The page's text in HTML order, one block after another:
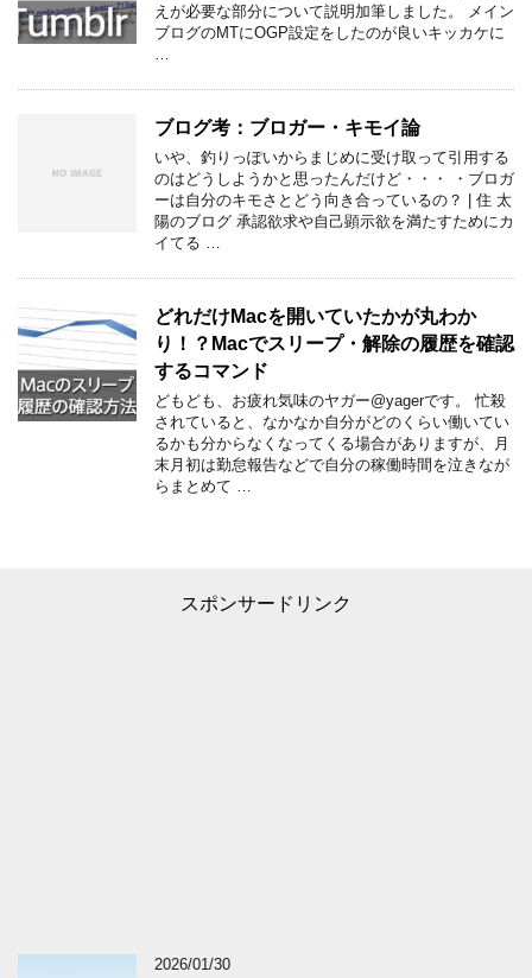
えが必要な部分について説明加筆しました。 メイン
ブログのMTにOGP設定をしたのが良いキッカケに
ブログ考：ブロガー・キモイ論
いや、釣りっぽいからまじめに受け取って引用する
のはどうしようかと思ったんだけど・・・ ・ブロガ
ーは自分のキモさとどう向き合っているの？ | 住 太
陽のブログ 承認欲求や自己顕示欲を満たすためにカ
イてる …
どれだけMacを開いていたかが丸わか
り！？Macでスリープ・解除の履歴を確認
するコマンド
どもども、お疲れ気味のヤガー@yagerです。 忙殺
されていると、なかなか自分がどのくらい働いてい
るかも分からなくなってくる場合がありますが、月
末月初は勤怠報告などで自分の稼働時間を泣きなが
らまとめて …
スポンサードリンク
2026/01/30